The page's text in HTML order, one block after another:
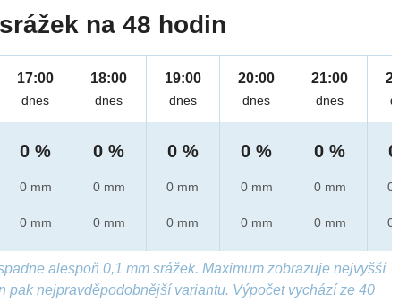
na 48 hodin
17:00
dnes
0 %
0 mm
0 mm
18:00
dnes
0 %
0 mm
0 mm
19:00
dnes
0 %
0 mm
0 mm
20:00
dnes
0 %
0 mm
0 mm
21:00
dnes
0 %
0 mm
0 mm
22:00
dnes
0 %
0 mm
0 mm
alespoň 0,1 mm srážek. Maximum zobrazuje nejvyšší
pak nejpravděpodobnější variantu. Výpočet vychází ze 40